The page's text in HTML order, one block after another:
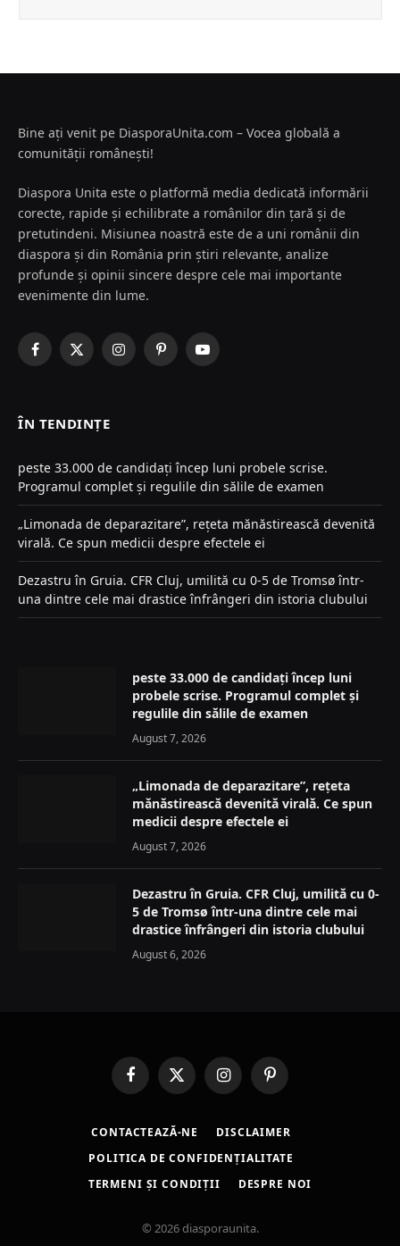
Bine ați venit pe DiasporaUnita.com – Vocea globală a
comunității românești!
Diaspora Unita este o platformă media dedicată informării
corecte, rapide și echilibrate a românilor din țară și de
pretutindeni. Misiunea noastră este de a uni românii din
diaspora și din România prin știri relevante, analize
profunde și opinii sincere despre cele mai importante
evenimente din lume.
Facebook
X
InstagramPinterestYouTube
ÎN TENDINȚE
peste 33.000 de candidați încep luni probele scrise.
Programul complet și regulile din sălile de examen
„Limonada de deparazitare”, rețeta mănăstirească devenită
virală. Ce spun medicii despre efectele ei
Dezastru în Gruia. CFR Cluj, umilită cu 0-5 de Tromsø într-
una dintre cele mai drastice înfrângeri din istoria clubului
peste 33.000 de candidați încep luni
probele scrise. Programul complet și
regulile din sălile de examen
August 7, 2026
„Limonada de deparazitare”, rețeta
mănăstirească devenită virală. Ce spun
medicii despre efectele ei
August 7, 2026
Dezastru în Gruia. CFR Cluj, umilită cu 0-
5 de Tromsø într-una dintre cele mai
drastice înfrângeri din istoria clubului
August 6, 2026
FacebookX
(Twitter)
InstagramPinterest
CONTACTEAZĂ-NE
DISCLAIMER
POLITICA DE CONFIDENȚIALITATE
TERMENI ȘI CONDIȚII
DESPRE NOI
© 2026 diasporaunita.